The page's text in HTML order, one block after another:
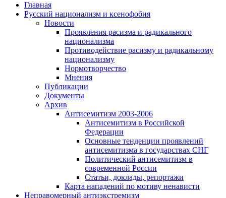
Главная
Русский национализм и ксенофобия
Новости
Проявления расизма и радикального
национализма
Противодействие расизму и радикальному
национализму
Нормотворчество
Мнения
Публикации
Документы
Архив
Антисемитизм 2003-2006
Антисемитизм в Российской
Федерации
Основные тенденции проявлений
антисемитизма в государствах СНГ
Политический антисемитизм в
современной России
Статьи, доклады, репортажи
Карта нападений по мотиву ненависти
Неправомерный антиэкстремизм